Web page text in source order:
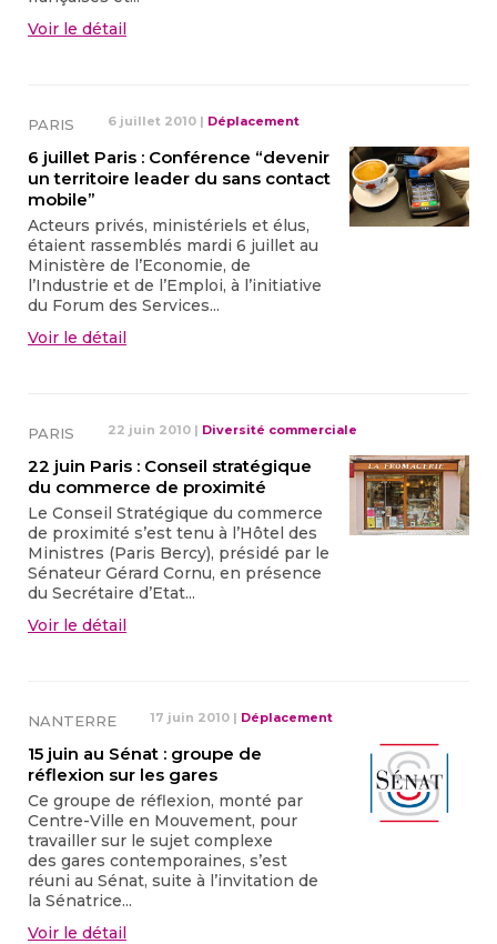
Voir le détail
PARIS 6 juillet 2010 | Déplacement
6 juillet Paris : Conférence “devenir
un territoire leader du sans contact
mobile”
Acteurs privés, ministériels et élus,
étaient rassemblés mardi 6 juillet au
Ministère de l’Economie, de
l’Industrie et de l’Emploi, à l’initiative
du Forum des Services...
Voir le détail
PARIS 22 juin 2010 | Diversité commerciale
22 juin Paris : Conseil stratégique
du commerce de proximité
Le Conseil Stratégique du commerce
de proximité s’est tenu à l’Hôtel des
Ministres (Paris Bercy), présidé par le
Sénateur Gérard Cornu, en présence
du Secrétaire d’Etat...
Voir le détail
NANTERRE 17 juin 2010 | Déplacement
15 juin au Sénat : groupe de
réflexion sur les gares
Ce groupe de réflexion, monté par
Centre-Ville en Mouvement, pour
travailler sur le sujet complexe
des gares contemporaines, s’est
réuni au Sénat, suite à l’invitation de
la Sénatrice...
Voir le détail